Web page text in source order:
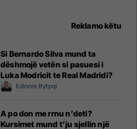
Reklamo këtu
Si Bernardo Silva mund ta
dëshmojë vetën si pasuesi i
Luka Modricit te Real Madridi?
Edonis Bytyqi
A po don me rrnu n’deti?
Kursimet mund t’ju sjellin një